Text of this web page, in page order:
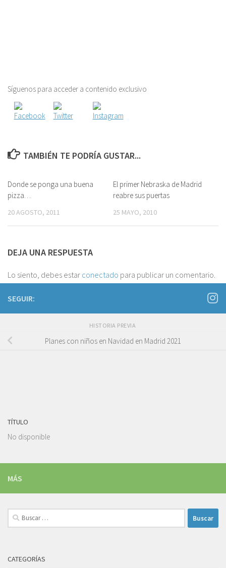
Síguenos para acceder a contenido exclusivo
TAMBIÉN TE PODRÍA GUSTAR...
Donde se ponga una buena
pizza…
20 AGOSTO, 2011
El primer Nebraska de Madrid
reabre sus puertas
25 MAYO, 2010
DEJA UNA RESPUESTA
Lo siento, debes estar conectado para publicar un comentario.
SEGUIR:
HISTORIA PREVIA
Planes con niños en Navidad en Madrid 2021
TÍTULO
No disponible
MÁS
Buscar:
CATEGORÍAS